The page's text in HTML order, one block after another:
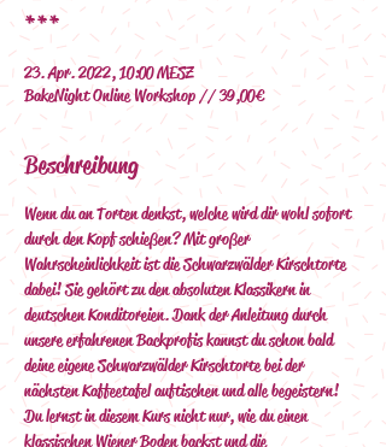
***
23. Apr. 2022, 10:00 MESZ
BakeNight Online Workshop // 39,00€
Beschreibung
Wenn du an Torten denkst, welche wird dir wohl sofort
durch den Kopf schießen? Mit großer
Wahrscheinlichkeit ist die Schwarzwälder Kirschtorte
dabei! Sie gehört zu den absoluten Klassikern in
deutschen Konditoreien. Dank der Anleitung durch
unsere erfahrenen Backprofis kannst du schon bald
deine eigene Schwarzwälder Kirschtorte bei der
nächsten Kaffeetafel auftischen und alle begeistern!
Du lernst in diesem Kurs nicht nur, wie du einen
klassischen Wiener Boden backst und die